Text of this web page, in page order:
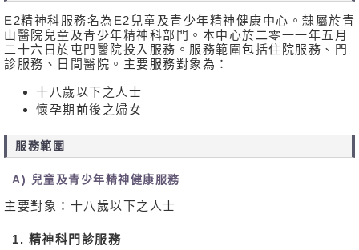
E2精神科服務名為E2兒童及青少年精神健康中心。隸屬於青
山醫院兒童及青少年精神科部門。本中心於二零一一年五月
二十六日於屯門醫院投入服務。服務範圍包括住院服務、門
診服務、日間醫院。主要服務對象為：
十八歲以下之人士
懷孕期前後之婦女
服務範圍
A) 兒童及青少年精神健康服務
主要對象：十八歲以下之人士
1. 精神科門診服務